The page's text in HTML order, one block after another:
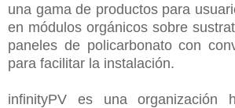
una gama de productos para
en módulos orgánicos sobre
paneles de policarbonato con
para facilitar la instalación.
infinityPV es una organización